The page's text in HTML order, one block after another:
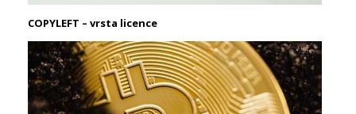
COPYLEFT – vrsta licence